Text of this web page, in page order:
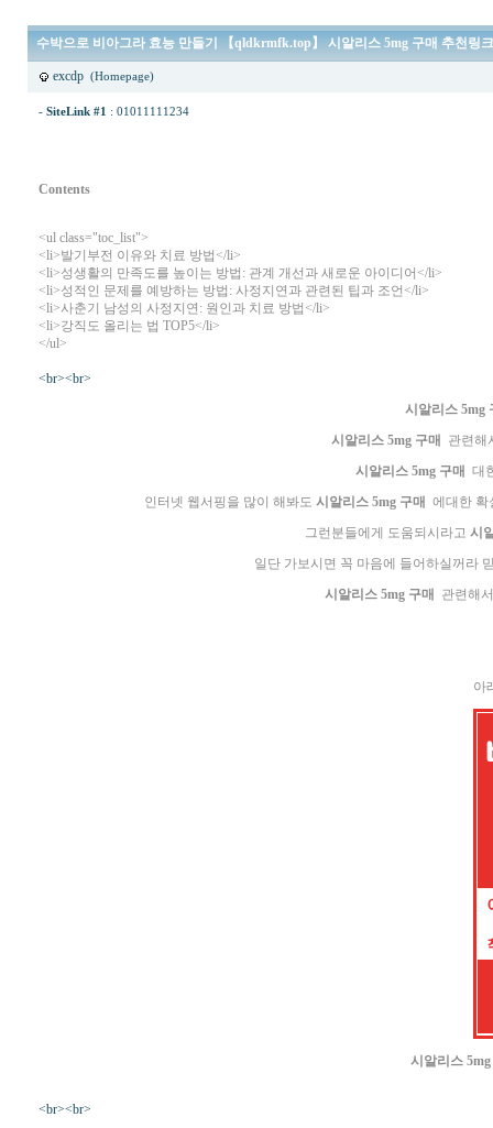
수박으로 비아그라 효능 만들기 【qldkrmfk.top】 시알리스 5mg 구매 추천링
excdp (Homepage)
- SiteLink #1 : 01011111234
Contents
<ul class="toc_list">
<li>발기부전 이유와 치료 방법 </li>
<li>성생활의 만족도를 높이는 방법: 관계 개선과 새로운 아이디어 </li>
<li>성적인 문제를 예방하는 방법: 사정지연과 관련된 팁과 조언 </li>
<li>사춘기 남성의 사정지연: 원인과 치료 방법 </li>
<li>강직도 올리는 법 TOP5</li>
</ul>
<br><br>
시알리스 5mg
시알리스 5mg 구매
관련해
시알리스 5mg 구매 대
인터넷 웹서핑을 많이 해봐도 시알리스 5mg 구매 에대한 확
그런분들에게 도움되시라고 시
일단 가보시면 꼭 마음에 들어하실꺼라
시알리스 5mg 구매
관련해
아
시알리스
<br><br>